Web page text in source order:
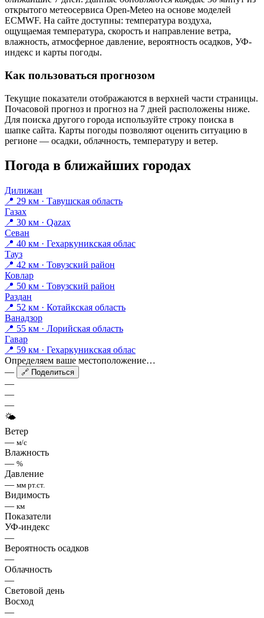
открытого метеосервиса Open-Meteo на основе моделей
ECMWF. На сайте доступны: температура воздуха,
ощущаемая температура, скорость и направление ветра,
влажность, атмосферное давление, вероятность осадков, УФ-
индекс и карты погоды.
Как пользоваться прогнозом
Текущие показатели отображаются в верхней части страницы.
Почасовой прогноз и прогноз на 7 дней расположены ниже.
Для поиска другого города используйте строку поиска в
шапке сайта. Карты погоды позволяют оценить ситуацию в
регионе — осадки, облачность, температуру и ветер.
Погода в ближайших городах
Дилижан
📍 29 км · Тавушская область
Газах
📍 30 км · Qazax
Севан
📍 40 км · Гехаркуникская облас
Тауз
📍 42 км · Товузский район
Ковлар
📍 50 км · Товузский район
Раздан
📍 52 км · Котайкская область
Ванадзор
📍 55 км · Лорийская область
Гавар
📍 59 км · Гехаркуникская облас
Определяем ваше местоположение…
—
🔗 Поделиться
—
—
—
🌤
Ветер
— м/с
Влажность
— %
Давление
— мм рт.ст.
Видимость
— км
Показатели
УФ-индекс
—
Вероятность осадков
—
Облачность
—
Световой день
Восход
—